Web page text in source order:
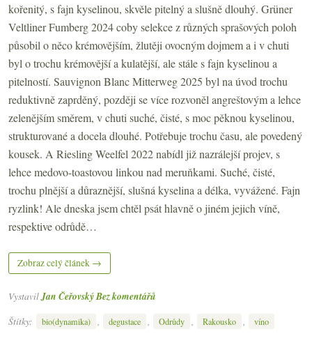
kořenitý, s fajn kyselinou, skvěle pitelný a slušně dlouhý. Grüner
Veltliner Fumberg 2024 coby selekce z různých sprašových poloh
působil o něco krémovějším, žlutěji ovocným dojmem a i v chuti
byl o trochu krémovější a kulatější, ale stále s fajn kyselinou a
pitelností. Sauvignon Blanc Mitterweg 2025 byl na úvod trochu
reduktivně zaprděný, později se více rozvoněl angreštovým a lehce
zelenějším směrem, v chuti suché, čisté, s moc pěknou kyselinou,
strukturované a docela dlouhé. Potřebuje trochu času, ale povedený
kousek. A Riesling Weelfel 2022 nabídl již nazrálejší projev, s
lehce medovo-toastovou linkou nad meruňkami. Suché, čisté,
trochu plnější a důraznější, slušná kyselina a délka, vyvážené. Fajn
ryzlink! Ale dneska jsem chtěl psát hlavně o jiném jejich víně,
respektive odrůdě…
Zobraz celý článek →
VystavilJan ČeřovskýBez komentářů
Štítky:
bio(dynamika) , degustace , Odrůdy , Rakousko , víno